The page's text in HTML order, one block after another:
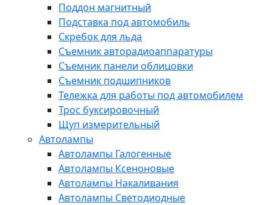
Поддон магнитный
Подставка под автомобиль
Скребок для льда
Съемник авторадиоаппаратуры
Съемник панели облицовки
Съемник подшипников
Тележка для работы под автомобилем
Трос буксировочный
Щуп измерительный
Автолампы
Автолампы Галогенные
Автолампы Ксеноновые
Автолампы Накаливания
Автолампы Светодиодные